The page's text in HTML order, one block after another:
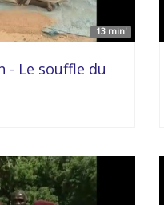
13 min'
- Le souffle du